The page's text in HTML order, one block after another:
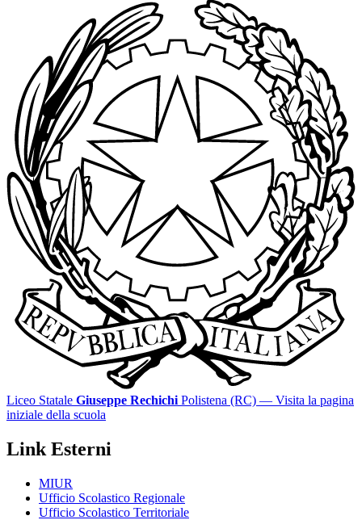
Liceo Statale Giuseppe Rechichi Polistena (RC) — Visita la pagina
iniziale della scuola
Link Esterni
MIUR
Ufficio Scolastico Regionale
Ufficio Scolastico Territoriale